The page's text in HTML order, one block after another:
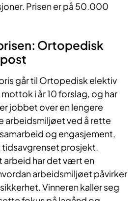
Prisen er på 50.000
Ortopedisk
går til Ortopedisk elektiv
i år 10 forslag, og har
jobbet over en lengere
arbeidsmiljøet ved å rette
og engasjement,
tidsavgrenset prosjekt.
arbeid har det vært en
arbeidsmiljøet påvirker
Vinneren kaller seg